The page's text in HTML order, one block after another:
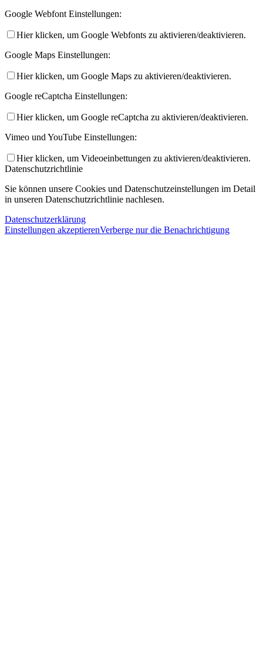
Google Webfont Einstellungen:
Hier klicken, um Google Webfonts zu aktivieren/deaktivieren.
Google Maps Einstellungen:
Hier klicken, um Google Maps zu aktivieren/deaktivieren.
Google reCaptcha Einstellungen:
Hier klicken, um Google reCaptcha zu aktivieren/deaktivieren.
Vimeo und YouTube Einstellungen:
Hier klicken, um Videoeinbettungen zu aktivieren/deaktivieren.
Datenschutzrichtlinie
Sie können unsere Cookies und Datenschutzeinstellungen im Detail
in unseren Datenschutzrichtlinie nachlesen.
Datenschutzerklärung
Einstellungen akzeptierenVerberge nur die Benachrichtigung